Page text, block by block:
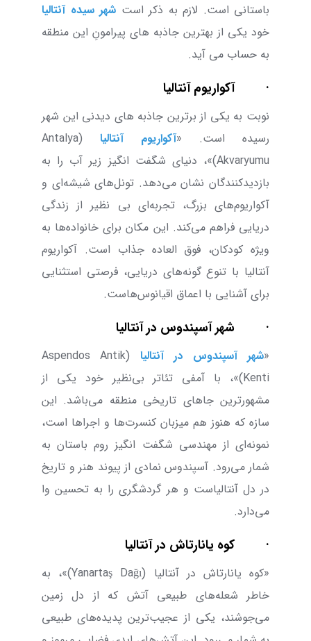
باستانی است. لازم به ذکر است شهر سیده آنتالیا
خود یکی از بهترین جاذبه های پیرامونِ این منطقه
به حساب می آید.
· آکواریوم آنتالیا
نوبت به یکی از برترین جاذبه های دیدنی این شهر
رسیده است. «آکواریوم آنتالیا (
Antalya
Akvaryumu)»، دنیای شگفت ‌انگیز زیر آب را به
بازدیدکنندگان نشان می‌‌دهد. تونل‌های شیشه‌ای و
آکواریوم‌های بزرگ، تجربه‌ای بی نظیر از زندگی
دریایی فراهم می‌کند. این مکان برای خانواده‌ها به
‌ویژه کودکان، فوق ‌العاده جذاب است. آکواریوم
آنتالیا با تنوع گونه‌های دریایی، فرصتی استثنایی
برای آشنایی با اعماق اقیانوس‌هاست.
· شهر آسپندوس در آنتالیا
«شهر آسپندوس در آنتالیا (
Aspendos Antik
Kenti)»، با آمفی ‌تئاتر بی‌‌نظیر خود یکی از
مشهورترین جا‌های تاریخی منطقه می‌باشد. این
سازه که هنوز هم میزبان کنسرت‌ها و اجرا‌ها است،
نمونه‌ای از مهندسی شگفت انگیز روم باستان به
شمار می‌رود. آسپندوس نمادی از پیوند هنر و تاریخ
در دل آنتالیاست و هر گردشگری را به تحسین وا
‌می‌‌دارد.
· کوه یانارتاش در آنتالیا
«کوه یانارتاش در آنتالیا (Yanartaş Dağı)»، به
خاطر شعله‌های طبیعی آتش که از دل زمین
می‌‌جوشند، یکی از عجیب‌ترین پدیده‌های طبیعی